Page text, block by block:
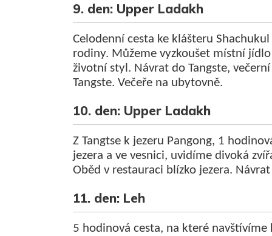
9. den: Upper Ladakh
Celodenní cesta ke klášteru
rodiny. Můžeme vyzkoušet místní
životní styl. Návrat do Tangste,
Tangste. Večeře na ubytovně.
10. den: Upper Ladakh
Z Tangtse k jezeru Pangong, 1
jezera a ve vesnici, uvidíme divoká
Oběd v restauraci blízko jezera.
11. den: Leh
5 hodinová cesta, na které navštívíme